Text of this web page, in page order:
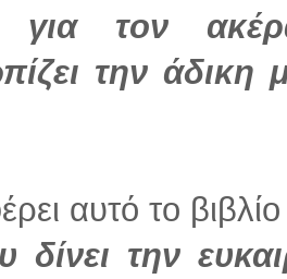
για τον
την άδικη
αυτό το
την